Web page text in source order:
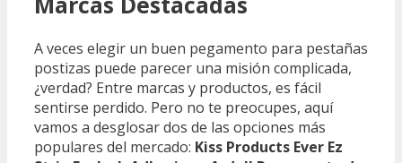
A veces elegir un buen pegamento para pestañas
postizas puede parecer una misión complicada,
¿verdad? Entre marcas y productos, es fácil
sentirse perdido. Pero no te preocupes, aquí
vamos a desglosar dos de las opciones más
populares del mercado: Kiss Products Ever Ez